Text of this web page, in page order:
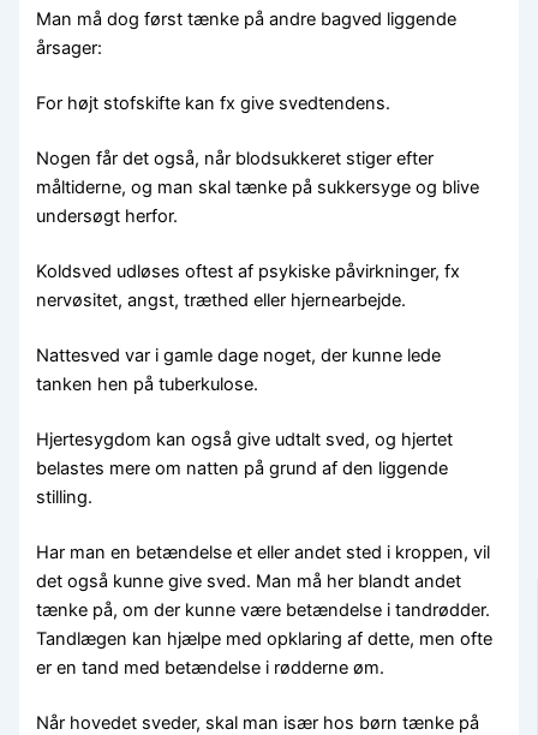
Man må dog først tænke på andre bagved liggende
årsager:
For højt stofskifte kan fx give svedtendens.
Nogen får det også, når blodsukkeret stiger efter
måltiderne, og man skal tænke på sukkersyge og blive
undersøgt herfor.
Koldsved udløses oftest af psykiske påvirkninger, fx
nervøsitet, angst, træthed eller hjernearbejde.
Nattesved var i gamle dage noget, der kunne lede
tanken hen på tuberkulose.
Hjertesygdom kan også give udtalt sved, og hjertet
belastes mere om natten på grund af den liggende
stilling.
Har man en betændelse et eller andet sted i kroppen, vil
det også kunne give sved. Man må her blandt andet
tænke på, om der kunne være betændelse i tandrødder.
Tandlægen kan hjælpe med opklaring af dette, men ofte
er en tand med betændelse i rødderne øm.
Når hovedet sveder, skal man især hos børn tænke på